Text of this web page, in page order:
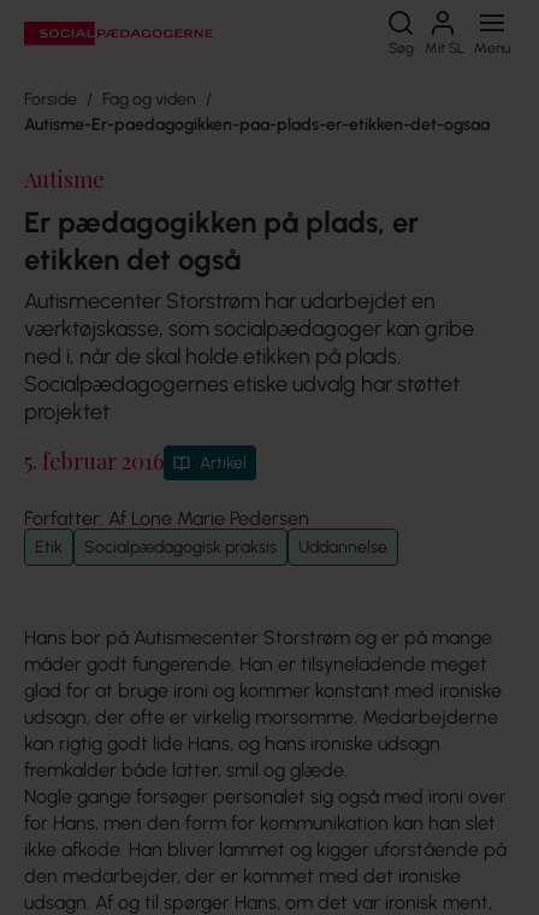
Søg Mit SL Menu
Søg
Forside
Fag og viden
Autisme-Er-paedagogikken-paa-plads-er-etikken-det-ogsaa
Autisme
Er pædagogikken på plads, er
etikken det også
Autismecenter Storstrøm har udarbejdet en
værktøjskasse, som socialpædagoger kan gribe
ned i, når de skal holde etikken på plads.
Socialpædagogernes etiske udvalg har støttet
projektet
5. februar 2016 Artikel
Forfatter: Af Lone Marie Pedersen
Etik Socialpædagogisk praksis Uddannelse
Hans bor på Autismecenter Storstrøm og er på mange
måder godt fungerende. Han er tilsyneladende meget
glad for at bruge ironi og kommer konstant med ironiske
udsagn, der ofte er virkelig morsomme. Medarbejderne
kan rigtig godt lide Hans, og hans ironiske udsagn
fremkalder både latter, smil og glæde.
Nogle gange forsøger personalet sig også med ironi over
for Hans, men den form for kommunikation kan han slet
ikke afkode. Han bliver lammet og kigger uforstående på
den medarbejder, der er kommet med det ironiske
udsagn. Af og til spørger Hans, om det var ironisk ment,